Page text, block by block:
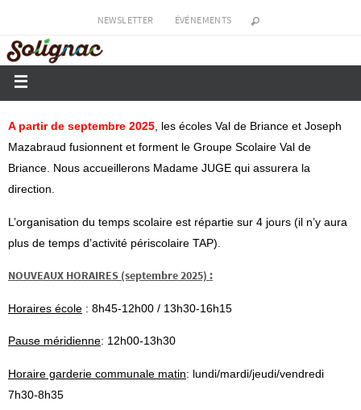
NEWSLETTER ÉVÉNEMENTS
A partir de septembre 2025, les écoles Val de Briance et Joseph
Mazabraud fusionnent et forment le Groupe Scolaire Val de
Briance. Nous accueillerons Madame JUGE qui assurera la
direction.
L’organisation du temps scolaire est répartie sur 4 jours (il n’y aura
plus de temps d’activité périscolaire TAP).
NOUVEAUX HORAIRES (septembre 2025) :
Horaires école : 8h45-12h00 / 13h30-16h15
Pause méridienne: 12h00-13h30
Horaire garderie communale matin: lundi/mardi/jeudi/vendredi
7h30-8h35